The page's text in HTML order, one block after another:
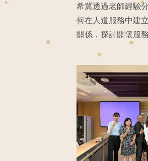
希冀透過老師經驗
何在人道服務中建
關係，探討關懷服